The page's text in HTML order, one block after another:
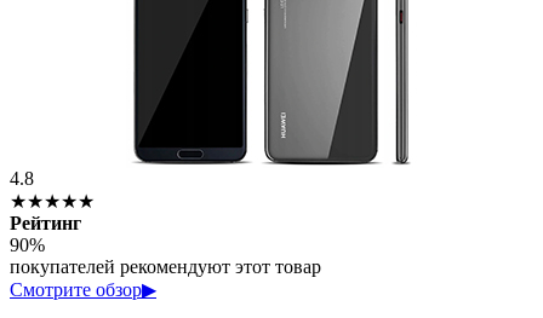
4.8
★★★★★
Рейтинг
90%
покупателей рекомендуют этот товар
Смотрите обзор▶